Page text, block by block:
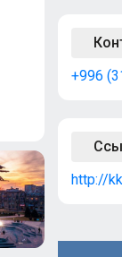
+996
http://